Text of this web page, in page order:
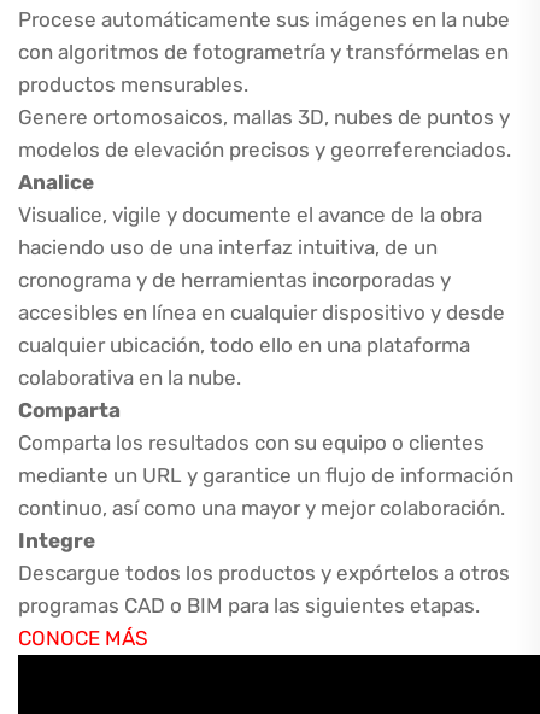
Procese automáticamente sus imágenes en la nube
con algoritmos de fotogrametría y transfórmelas en
productos mensurables.
Genere ortomosaicos, mallas 3D, nubes de puntos y
modelos de elevación precisos y georreferenciados.
Analice
Visualice, vigile y documente el avance de la obra
haciendo uso de una interfaz intuitiva, de un
cronograma y de herramientas incorporadas y
accesibles en línea en cualquier dispositivo y desde
cualquier ubicación, todo ello en una plataforma
colaborativa en la nube.
Comparta
Comparta los resultados con su equipo o clientes
mediante un URL y garantice un flujo de información
continuo, así como una mayor y mejor colaboración.
Integre
Descargue todos los productos y expórtelos a otros
programas CAD o BIM para las siguientes etapas.
CONOCE MÁS